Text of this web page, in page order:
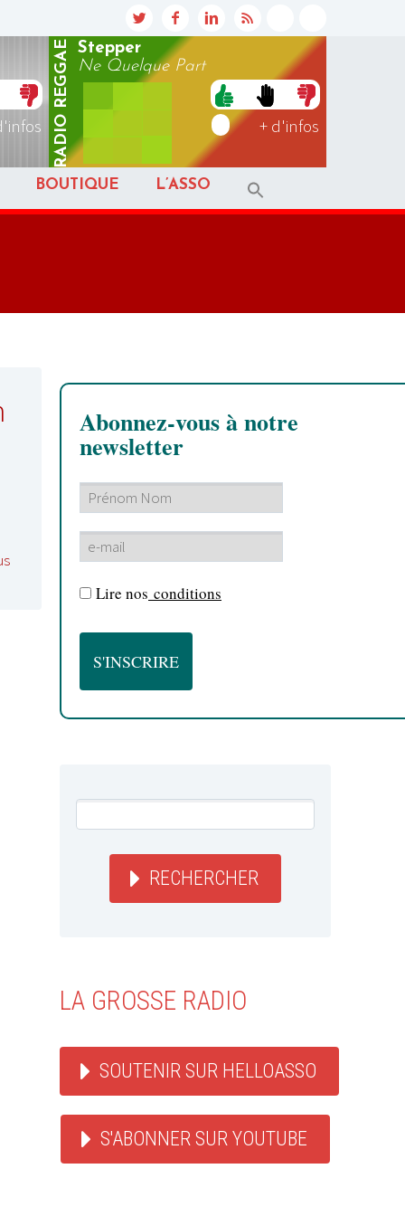
RADIO
REGGAE
Stepper
Ne Quelque Part
+ d'infos
BOUTIQUE L’ASSO
Abonnez-vous à notre
newsletter
Lire nos conditions
RECHERCHER
LA GROSSE RADIO
SOUTENIR SUR HELLOASSO
S'ABONNER SUR YOUTUBE